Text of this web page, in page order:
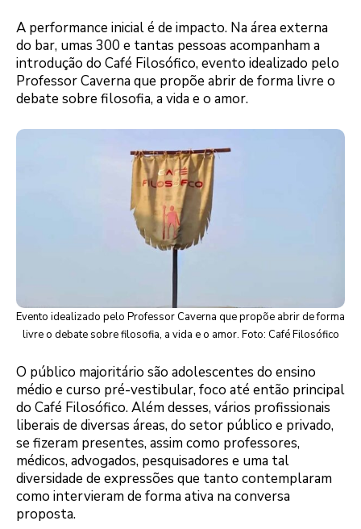
A performance inicial é de impacto. Na área externa
do bar, umas 300 e tantas pessoas acompanham a
introdução do Café Filosófico, evento idealizado pelo
Professor Caverna que propõe abrir de forma livre o
debate sobre filosofia, a vida e o amor.
Evento idealizado pelo Professor Caverna que propõe abrir de forma
livre o debate sobre filosofia, a vida e o amor. Foto: Café Filosófico
O público majoritário são adolescentes do ensino
médio e curso pré-vestibular, foco até então principal
do Café Filosófico. Além desses, vários profissionais
liberais de diversas áreas, do setor público e privado,
se fizeram presentes, assim como professores,
médicos, advogados, pesquisadores e uma tal
diversidade de expressões que tanto contemplaram
como intervieram de forma ativa na conversa
proposta.